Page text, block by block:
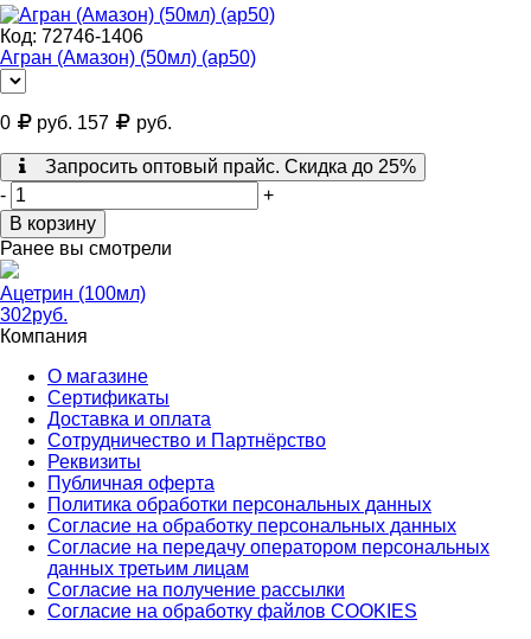
Код: 72746-1406
Агран (Амазон) (50мл) (ар50)
0 руб. 157 руб.
Запросить оптовый прайс. Скидка до 25%
-
+
В корзину
Ранее вы смотрели
Ацетрин (100мл)
302руб.
Компания
О магазине
Сертификаты
Доставка и оплата
Сотрудничество и Партнёрство
Реквизиты
Публичная оферта
Политика обработки персональных данных
Согласие на обработку персональных данных
Согласие на передачу оператором персональных
данных третьим лицам
Согласие на получение рассылки
Согласие на обработку файлов COOKIES